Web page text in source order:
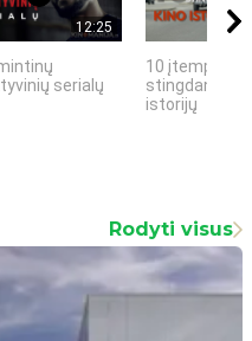
12:25
serialų
10 įtemptų,
stingdančių
istorijų
Rodyti visus